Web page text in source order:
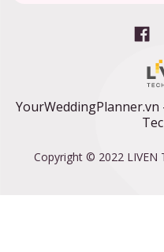
Copyright © 2022 LIVEN